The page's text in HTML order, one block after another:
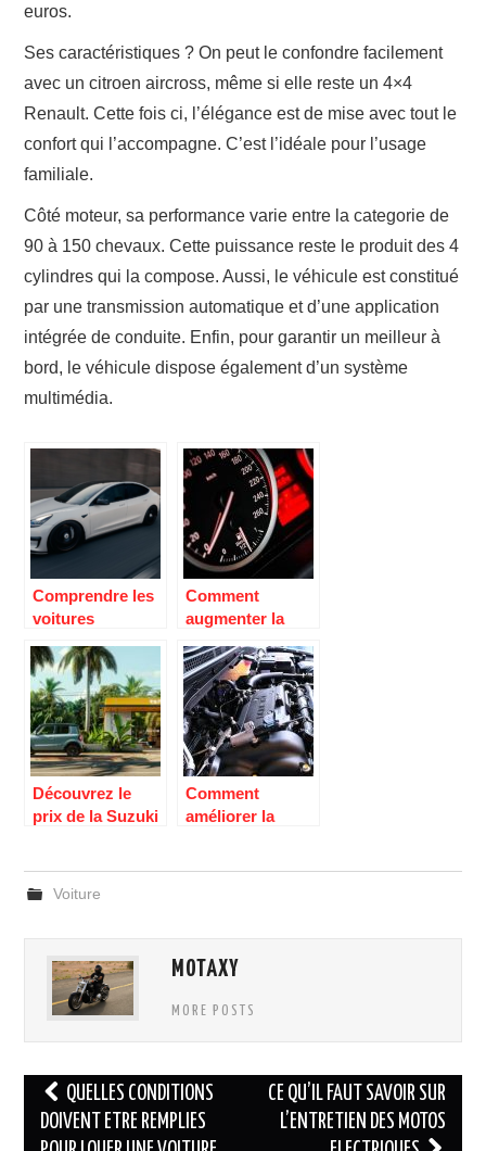
euros.
Ses caractéristiques ? On peut le confondre facilement
avec un citroen aircross, même si elle reste un 4×4
Renault. Cette fois ci, l’élégance est de mise avec tout le
confort qui l’accompagne. C’est l’idéale pour l’usage
familiale.
Côté moteur, sa performance varie entre la categorie de
90 à 150 chevaux. Cette puissance reste le produit des 4
cylindres qui la compose. Aussi, le véhicule est constitué
par une transmission automatique et d’une application
intégrée de conduite. Enfin, pour garantir un meilleur à
bord, le véhicule dispose également d’un système
multimédia.
Comprendre les
voitures
definition,
avantages et
inconvenients
Comment
augmenter la
voiture ?
Découvrez le
prix de la Suzuki
d’Ivoire
Comment
améliorer la
Voiture
MOTAXY
MORE POSTS
Navigation
des
QUELLES CONDITIONS
DOIVENT ETRE REMPLIES
CE QU’IL FAUT SAVOIR SUR
L’ENTRETIEN DES MOTOS